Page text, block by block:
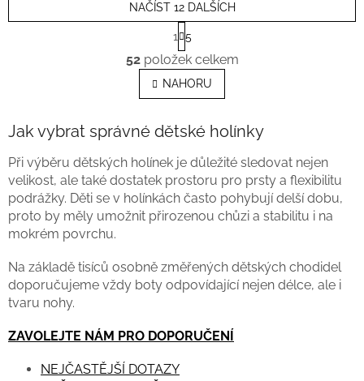
O
v
l
á
a
í
p
r
v
k
ý
p
u
NAČÍST 12 DALŠÍCH
t
r
á
n
k
v
á
í
1 5
52položek celkem
NAHORU
Jak vybrat správné dětské holínky
Při výběru dětských holínek je důležité sledovat nejen
velikost, ale také dostatek prostoru pro prsty a flexibilitu
podrážky. Děti se v holínkách často pohybují delší dobu,
proto by měly umožnit přirozenou chůzi a stabilitu i na
mokrém povrchu.
Na základě tisíců osobně změřených dětských chodidel
doporučujeme vždy boty odpovídající nejen délce, ale i
tvaru nohy.
ZAVOLEJTE NÁM PRO DOPORUČENÍ
NEJČASTĚJŠÍ DOTAZY